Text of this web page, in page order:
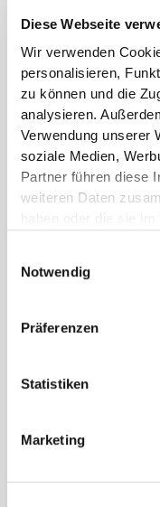
Diese Webseite
Wir verwenden
personalisieren,
zu können und die
analysieren.
Verwendung unserer
soziale Medien,
Partner führen diese
weiteren Daten
Notwendig
Präferenzen
Statistiken
Marketing
Info und